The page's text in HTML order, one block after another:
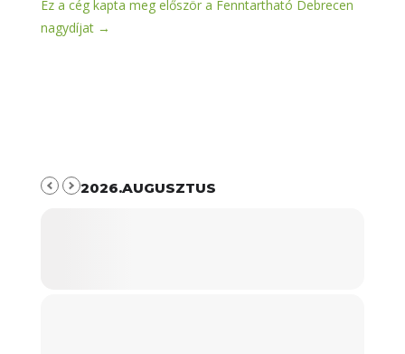
Ez a cég kapta meg először a Fenntartható Debrecen
nagydíjat→
2026.AUGUSZTUS